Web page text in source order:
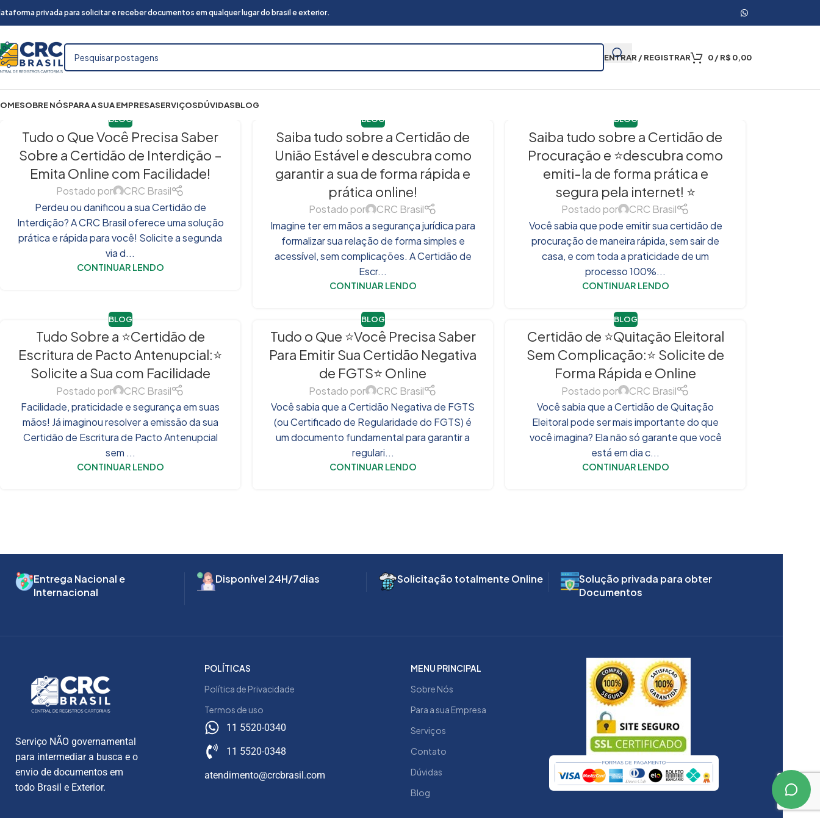
privada para solicitar e receber documentos em qualquer lugar do brasil e exterior.
ENTRAR / REGISTRAR 0/R$ 0,00
SOBRE NÓSPARA A SUA EMPRESASERVIÇOSDÚVIDASBLOG
BLOG
Tudo o Que Você Precisa Saber
Sobre a Certidão de Interdição –
Emita Online com Facilidade!
Postado por
CRC Brasil
Perdeu ou danificou a sua Certidão de
Interdição? A CRC Brasil oferece uma solução
prática e rápida para você! Solicite a segunda
via d...
CONTINUAR LENDO
BLOG
Saiba tudo sobre a Certidão de
União Estável e descubra como
garantir a sua de forma rápida e
prática online!
Postado por
CRC Brasil
Imagine ter em mãos a segurança jurídica para
formalizar sua relação de forma simples e
acessível, sem complicações. A Certidão de
Escr...
CONTINUAR LENDO
BLOG
Saiba tudo sobre a Certidão de
Procuração e ⭐descubra como
emiti-la de forma prática e
segura pela internet! ⭐
Postado por
CRC Brasil
Você sabia que pode emitir sua certidão de
procuração de maneira rápida, sem sair de
casa, e com toda a praticidade de um
processo 100%...
CONTINUAR LENDO
BLOG
Tudo Sobre a ⭐Certidão de
Escritura de Pacto Antenupcial:⭐
Solicite a Sua com Facilidade
Postado por
CRC Brasil
Facilidade, praticidade e segurança em suas
mãos! Já imaginou resolver a emissão da sua
Certidão de Escritura de Pacto Antenupcial
sem ...
CONTINUAR LENDO
BLOG
Tudo o Que ⭐Você Precisa Saber
Para Emitir Sua Certidão Negativa
de FGTS⭐ Online
Postado por
CRC Brasil
Você sabia que a Certidão Negativa de FGTS
(ou Certificado de Regularidade do FGTS) é
um documento fundamental para garantir a
regulari...
CONTINUAR LENDO
BLOG
Certidão de ⭐Quitação Eleitoral
Sem Complicação:⭐ Solicite de
Forma Rápida e Online
Postado por
CRC Brasil
Você sabia que a Certidão de Quitação
Eleitoral pode ser mais importante do que
você imagina? Ela não só garante que você
está em dia c...
CONTINUAR LENDO
Entrega Nacional e
Internacional
Disponível 24H/7dias Solicitação totalmente Online
Solução privada para obter
Documentos
Serviço NÃO governamental
para intermediar a busca e o
envio de documentos em
todo Brasil e Exterior.
POLÍTICAS
Política de Privacidade
Termos de uso
11 5520-0340
11 5520-0348
atendimento@crcbrasil.com
MENU PRINCIPAL
Sobre Nós
Para a sua Empresa
Serviços
Contato
Dúvidas
Blog